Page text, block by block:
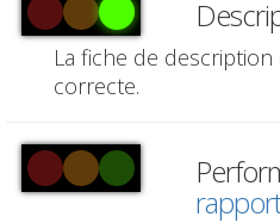
La fiche de
correcte.
rapport